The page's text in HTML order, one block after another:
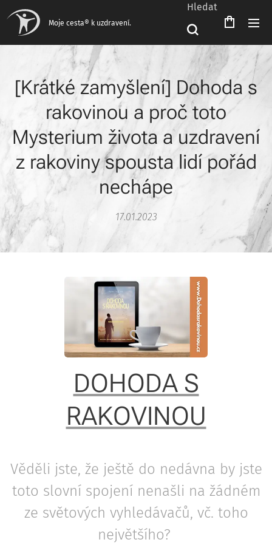
Moje cesta® k uzdravení.
Hledat
[Krátké zamyšlení] Dohoda s
rakovinou a proč toto
Mysterium života a uzdravení
z rakoviny spousta lidí pořád
nechápe
17.01.2023
DOHODA S
RAKOVINOU
Věděli jste, že ještě do nedávna by jste
toto slovní spojení nenašli na žádném
ze světových vyhledávačů, vč. toho
největšího?